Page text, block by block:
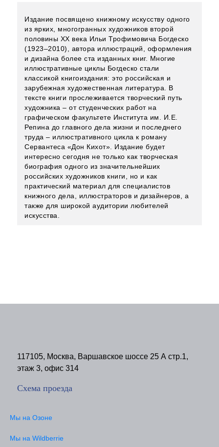
Издание посвящено книжному искусству одного
из ярких, многогранных художников второй
половины ХХ века Ильи Трофимовича Богдеско
(1923–2010), автора иллюстраций, оформления
и дизайна более ста изданных книг. Многие
иллюстративные циклы Богдеско стали
классикой книгоиздания: это российская и
зарубежная художественная литература. В
тексте книги прослеживается творческий путь
художника – от студенческих работ на
графическом факультете Института им. И.Е.
Репина до главного дела жизни и последнего
труда – иллюстративного цикла к роману
Сервантеса «Дон Кихот». Издание будет
интересно сегодня не только как творческая
биография одного из значительнейших
российских художников книги, но и как
практический материал для специалистов
книжного дела, иллюстраторов и дизайнеров, а
также для широкой аудитории любителей
искусства.
117105, Москва, Варшавское шоссе 25 А стр.1,
этаж 3, офис 314
Схема проезда
Мы на Озоне
Мы на Wildberrie